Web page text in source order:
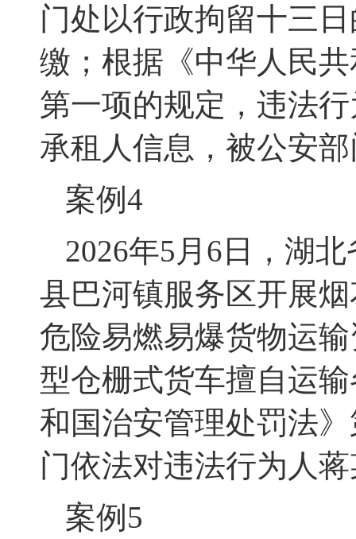
门处以行政拘留十三
缴；根据《中华人民
第一项的规定，违法
承租人信息，被公安
案例 4
2026年5月6日，湖
县巴河镇服务区开展
危险易燃易爆货物运
型仓栅式货车擅自运
和国治安管理处罚法
门依法对违法行为人
案例 5